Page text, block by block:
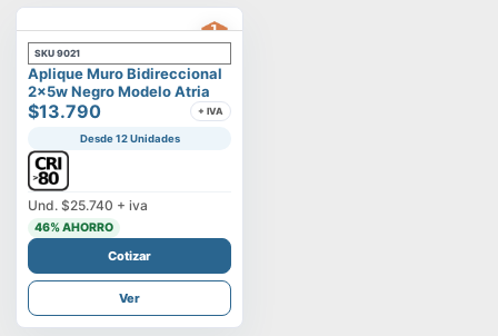
SKU 9021
Aplique Muro Bidireccional
2x5w Negro Modelo Atria
$13.790 + IVA
Desde 12 Unidades
Und. $25.740 + iva
46% AHORRO
Cotizar
Ver